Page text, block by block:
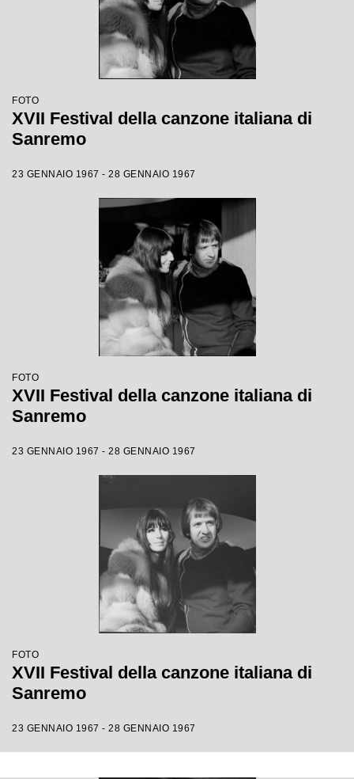
FOTO
XVII Festival della canzone italiana di
Sanremo
23 GENNAIO 1967 - 28 GENNAIO 1967
FOTO
XVII Festival della canzone italiana di
Sanremo
23 GENNAIO 1967 - 28 GENNAIO 1967
FOTO
XVII Festival della canzone italiana di
Sanremo
23 GENNAIO 1967 - 28 GENNAIO 1967